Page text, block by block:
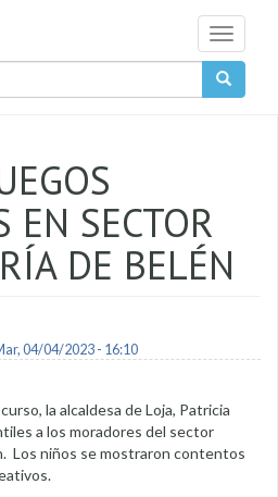
Toggle
EN SECTOR
DE BELÉN
04/04/2023 - 16:10
la alcaldesa de Loja, Patricia
a los moradores del sector
Los niños se mostraron contentos